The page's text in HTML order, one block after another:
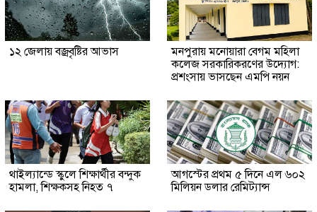
১২ জেলায় বজ্রবৃষ্টির আভাস
মনপুরায় মনোয়ারা বেগম মহিলা
কলেজ সরকারিকরণের উদ্যোগ:
প্রশংসায় ভাসছেন এমপি নয়ন
থাইল্যান্ডে স্কুলে শিক্ষার্থীর বন্দুক
হামলা, শিক্ষকসহ নিহত ৭
আগস্টের প্রথম ৫ দিনে এল ৬০২
মিলিয়ন ডলার রেমিট্যান্স